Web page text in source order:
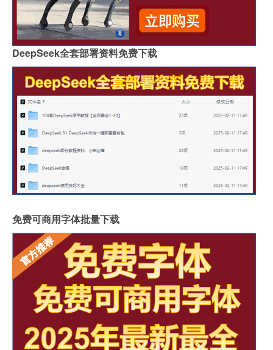
DeepSeek全套部署资料免费下载
免费可商用字体批量下载